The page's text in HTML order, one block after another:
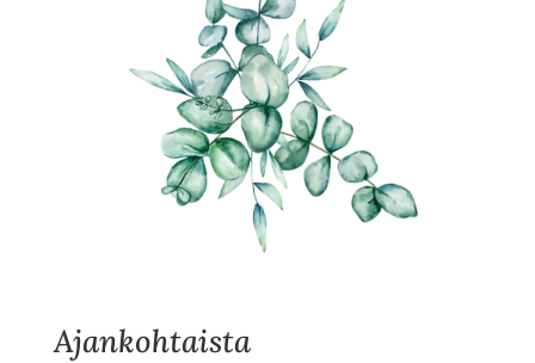
Ajankohtaista